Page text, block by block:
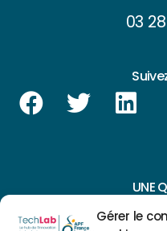
Gérer le
03
UNE